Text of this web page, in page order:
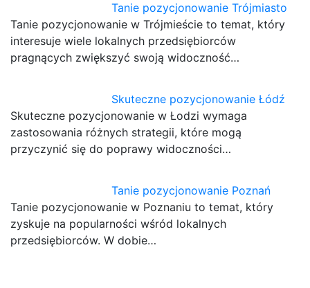
Tanie pozycjonowanie Trójmiasto
Tanie pozycjonowanie w Trójmieście to temat, który
interesuje wiele lokalnych przedsiębiorców
pragnących zwiększyć swoją widoczność…
Skuteczne pozycjonowanie Łódź
Skuteczne pozycjonowanie w Łodzi wymaga
zastosowania różnych strategii, które mogą
przyczynić się do poprawy widoczności…
Tanie pozycjonowanie Poznań
Tanie pozycjonowanie w Poznaniu to temat, który
zyskuje na popularności wśród lokalnych
przedsiębiorców. W dobie…